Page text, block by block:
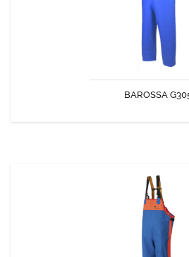
BAROSSA
COTTE X-
Cotte en Tissu NYL+ : Plus de solidité par